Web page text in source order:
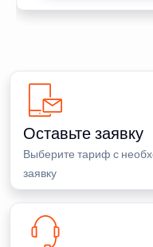
Оставьте заявку
Выберите тариф с
заявку